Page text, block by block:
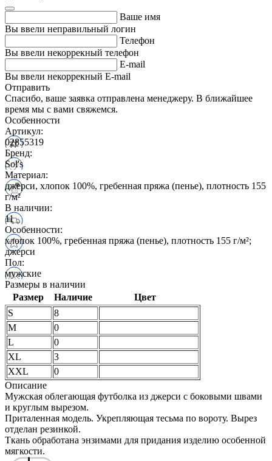
Ваше имя
Вы ввели неправильный логин
Телефон
Вы ввели некоррекный телефон
E-mail
Вы ввели некоррекный E-mail
Отправить
Спасибо, ваше заявка отправлена менеджеру. В ближайшее
время мы с вами свяжемся.
Особенности
Артикул:
02855319
Бренд:
Sol's
Материал:
джерси, хлопок 100%, гребенная пряжа (пенье), плотность 155
г/м²
В наличии:
11
Особенности:
хлопок 100%, гребенная пряжа (пенье), плотность 155 г/м²;
джерси
Пол:
мужские
Размеры в наличии
Размер
Наличие
Цвет
S
8
M
0
L
0
XL
3
XXL
0
Описание
Мужская облегающая футболка из джерси c боковыми швами
и круглым вырезом.
Приталенная модель. Укрепляющая тесьма по вороту. Вырез
отделан резинкой.
Ткань обработана энзимами для придания изделию особенной
мягкости.